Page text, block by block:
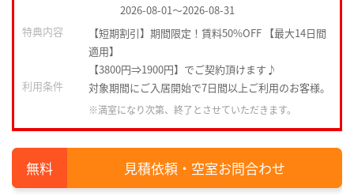
2026-08-01～2026-08-31
特典内容
【短期割引】期間限定！賃料50%OFF 【最大14日間
適用】
【3800円⇒1900円】でご契約頂けます♪
利用条件
対象期間にご入居開始で7日間以上ご利用のお客様。
※満室になり次第、終了とさせていただきます。
見積依頼・空室お問合わせ